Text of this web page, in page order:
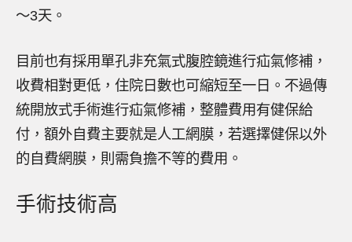
～3天。
目前也有採用單孔非充氣式腹腔鏡進行疝氣修補，
收費相對更低，住院日數也可縮短至一日。不過傳
統開放式手術進行疝氣修補，整體費用有健保給
付，額外自費主要就是人工網膜，若選擇健保以外
的自費網膜，則需負擔不等的費用。
手術技術高